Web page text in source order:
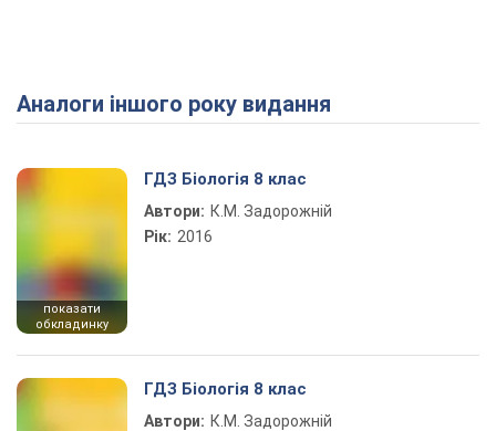
Play Video
Аналоги іншого року видання
показати
обкладинку
ГДЗ Біологія 8 клас
Автори: К.М. Задорожній
Рік: 2016
ГДЗ Біологія 8 клас
Автори: К.М. Задорожній